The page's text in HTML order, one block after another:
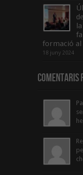
formació al
18 juny 2024
Comentaris